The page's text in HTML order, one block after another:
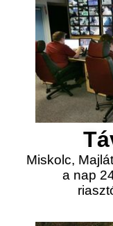
Miskolc,
a nap